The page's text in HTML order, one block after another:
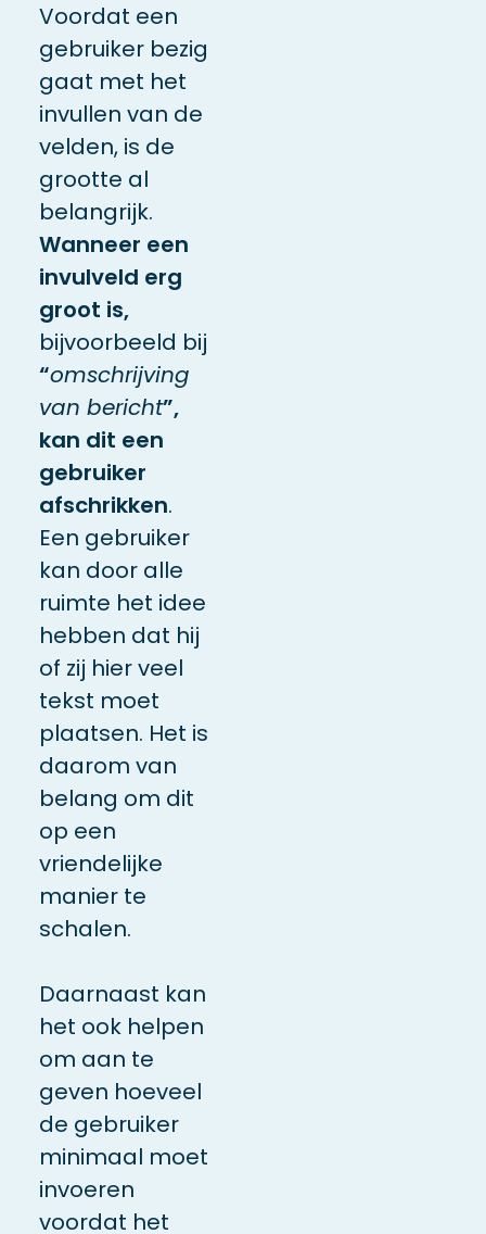
Voordat een
gebruiker bezig
gaat met het
invullen van de
velden, is de
grootte al
belangrijk.
Wanneer een
invulveld erg
groot is,
bijvoorbeeld bij
“omschrijving
van bericht”,
kan dit een
gebruiker
afschrikken.
Een gebruiker
kan door alle
ruimte het idee
hebben dat hij
of zij hier veel
tekst moet
plaatsen. Het is
daarom van
belang om dit
op een
vriendelijke
manier te
schalen.
Daarnaast kan
het ook helpen
om aan te
geven hoeveel
de gebruiker
minimaal moet
invoeren
voordat het